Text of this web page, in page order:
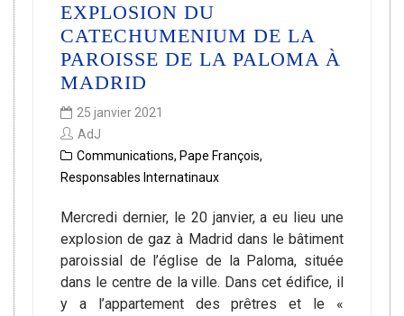
EXPLOSION DU
CATECHUMENIUM DE LA
PAROISSE DE LA PALOMA À
MADRID
25 janvier 2021
AdJ
Communications, Pape François,
Responsables Internatinaux
Mercredi dernier, le 20 janvier, a eu lieu une
explosion de gaz à Madrid dans le bâtiment
paroissial de l’église de la Paloma, située
dans le centre de la ville. Dans cet édifice, il
y a l’appartement des prêtres et le «